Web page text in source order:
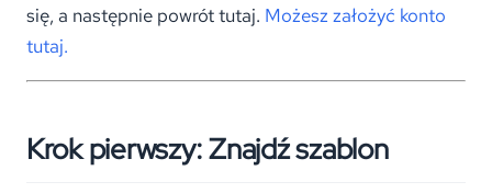
się, a następnie powrót tutaj. Możesz założyć konto
tutaj.
Krok pierwszy: Znajdź szablon